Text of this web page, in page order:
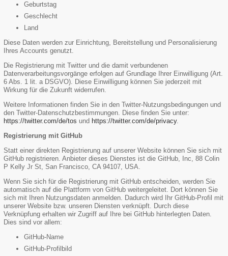
Geburtstag
Geschlecht
Land
Diese Daten werden zur Einrichtung, Bereitstellung und Personalisierung
Ihres Accounts genutzt.
Die Registrierung mit Twitter und die damit verbundenen
Datenverarbeitungsvorgänge erfolgen auf Grundlage Ihrer Einwilligung (Art.
6 Abs. 1 lit. a DSGVO). Diese Einwilligung können Sie jederzeit mit
Wirkung für die Zukunft widerrufen.
Weitere Informationen finden Sie in den Twitter-Nutzungsbedingungen und
den Twitter-Datenschutzbestimmungen. Diese finden Sie unter:
https://twitter.com/de/tos und https://twitter.com/de/privacy.
Registrierung mit GitHub
Statt einer direkten Registrierung auf unserer Website können Sie sich mit
GitHub registrieren. Anbieter dieses Dienstes ist die GitHub, Inc, 88 Colin
P Kelly Jr St, San Francisco, CA 94107, USA.
Wenn Sie sich für die Registrierung mit GitHub entscheiden, werden Sie
automatisch auf die Plattform von GitHub weitergeleitet. Dort können Sie
sich mit Ihren Nutzungsdaten anmelden. Dadurch wird Ihr GitHub-Profil mit
unserer Website bzw. unseren Diensten verknüpft. Durch diese
Verknüpfung erhalten wir Zugriff auf Ihre bei GitHub hinterlegten Daten.
Dies sind vor allem:
GitHub-Name
GitHub-Profilbild